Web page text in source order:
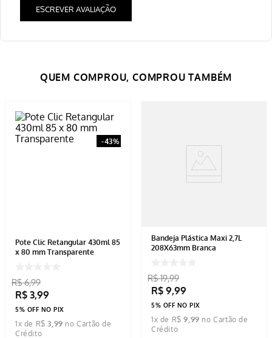
ESCREVER AVALIAÇÃO
-43%
Pote Clic Retangular 430ml 85
x 80 mm Transparente
R$ 6,99
R$ 3,99
5% OFF NO PIX
1x de R$ 3 99
Bandeja Plástica Maxi 2,7L
208X63mm Branca
R$ 19,99
R$ 9,99
5% OFF NO PIX
1x de R$ 9 99